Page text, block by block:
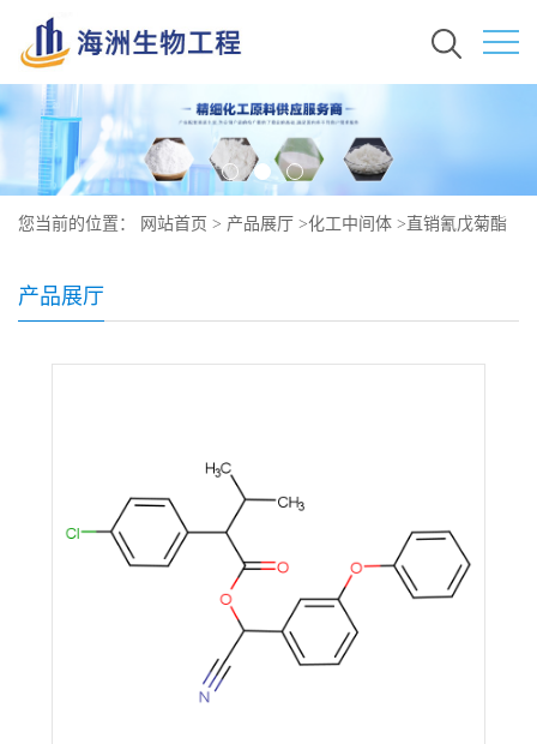
您当前的位置： 网站首页 > 产品展厅 >化工中间体 > 直销氰戊菊酯
产品展厅